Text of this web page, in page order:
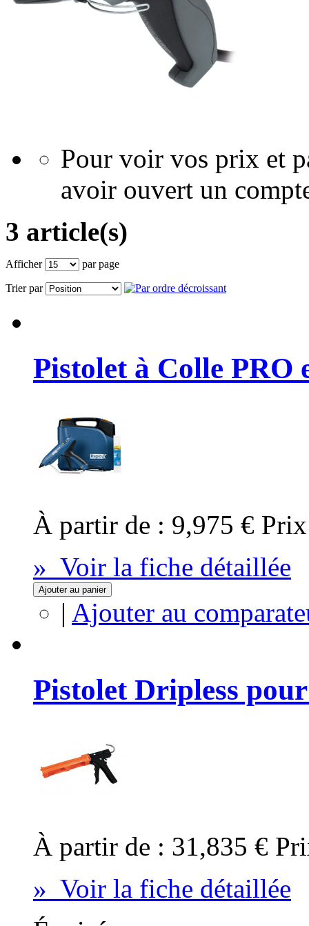
Pour voir vos prix et
avoir ouvert un
3 article(s)
Afficher par page
Trier par
Pistolet à Colle PRO
À partir de : 9,975 €
» Voir la fiche détaillée
Ajouter au panier
| Ajouter au
Pistolet Dripless
À partir de : 31,835 €
» Voir la fiche détaillée